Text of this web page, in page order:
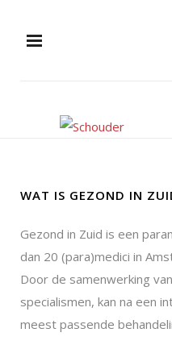
WAT IS GEZOND IN
Gezond in Zuid is een
dan 20 (para)medici in
Door de samenwerking
specialismen, kan na een
meest passende